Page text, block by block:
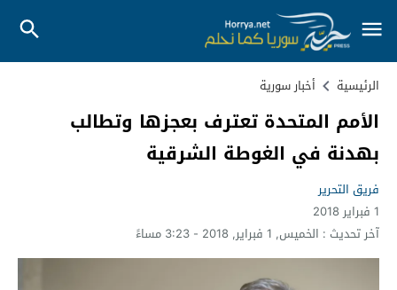
الرئيسية أخبار سورية
الأمم المتحدة تعترف بعجزها وتطالب
بهدنة في الغوطة الشرقية
فريق التحرير
1 فبراير 2018
آخر تحديث : الخميس, 1 فبراير, 2018 - 3:23 مساءً